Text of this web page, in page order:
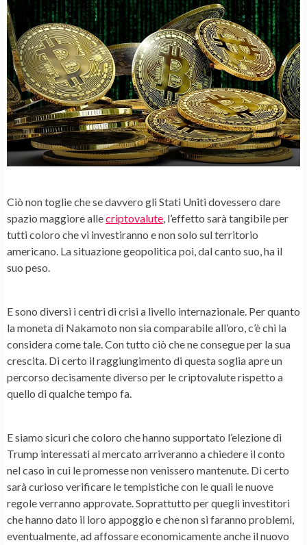
Ciò non toglie che se davvero gli Stati Uniti dovessero dare
spazio maggiore allecriptovalute, l’effetto sarà tangibile per
tutti coloro che vi investiranno e non solo sul territorio
americano. Lasituazione geopoliticapoi, dal canto suo, ha il
suo peso.
E sono diversi i centri di crisi a livello internazionale. Per quanto
lamoneta di Nakamoto non sia comparabile all’oro, c’è chi la
considera come tale. Con tutto ciò che ne consegue per la sua
crescita. Di certo il raggiungimento di questa soglia apre un
percorso decisamente diverso per le criptovalute rispetto a
quello di qualche tempo fa.
E siamo sicuri che coloro che hanno supportato l’elezione di
Trump interessati almercato arriveranno a chiedere il conto
nel caso in cui le promesse non venissero mantenute. Di certo
sarà curioso verificare letempistichecon le quali le nuove
regole verranno approvate. Soprattutto per quegli investitori
che hanno dato il loro appoggio e che non si faranno problemi,
eventualmente, ad affossare economicamente anche il nuovo